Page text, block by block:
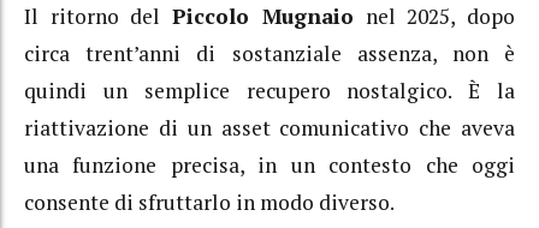
Il ritorno delPiccolo Mugnaio nel 2025, dopo
circa trent’anni di sostanziale assenza, non è
quindi un semplice recupero nostalgico. È la
riattivazione di un asset comunicativo che aveva
una funzione precisa, in un contesto che oggi
consente di sfruttarlo in modo diverso.